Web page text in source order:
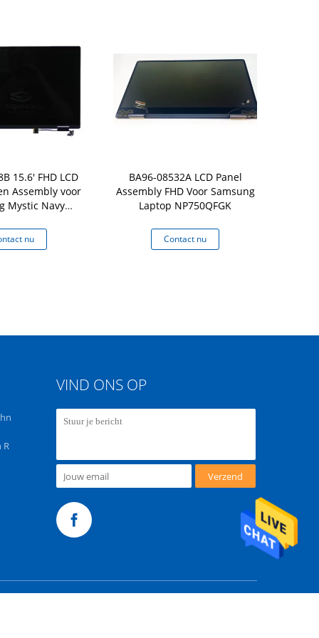
15.6' FHD LCD
Assembly voor
Mystic Navy
nu
BA96-08532A LCD Panel
Assembly FHD Voor Samsung
Laptop NP750QFGK
Contact nu
R
VIND ONS OP
Verzend